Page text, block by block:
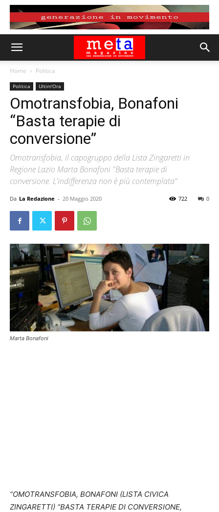
Home Politica
Politica Ultim'Ora
Omotransfobia, Bonafoni
“Basta terapie di
conversione”
Omotransfobia, il capogruppo della Lista Zingaretti in
Regione Lazio Marta Bonafoni "Basta terapie di
conversione. L'indifferenza non è più contemplata"
Da La Redazione - 20 Maggio 2020 0
722
Marta Bonafoni
“OMOTRANSFOBIA, BONAFONI (LISTA CIVICA
ZINGARETTI) “BASTA TERAPIE DI CONVERSIONE,